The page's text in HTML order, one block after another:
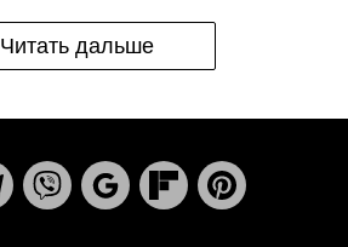
Читать дальше